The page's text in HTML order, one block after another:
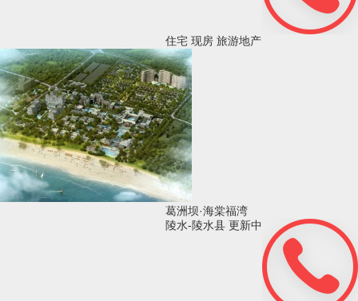
住宅 现房 旅游地产
葛洲坝·海棠福湾
陵水-陵水县 更新中